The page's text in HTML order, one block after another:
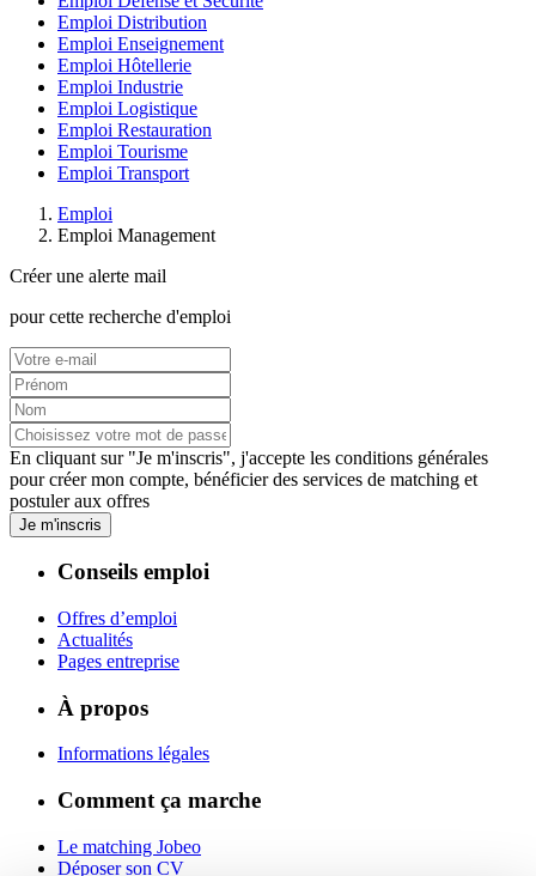
Emploi Distribution
Emploi Enseignement
Emploi Hôtellerie
Emploi Industrie
Emploi Logistique
Emploi Restauration
Emploi Tourisme
Emploi Transport
Emploi
Emploi Management
Créer une alerte mail
pour cette recherche d'emploi
En cliquant sur "Je m'inscris", j'accepte les conditions générales
pour créer mon compte, bénéficier des services de matching et
postuler aux offres
Je m'inscris
Conseils emploi
Offres d’emploi
Actualités
Pages entreprise
À propos
Informations légales
Comment ça marche
Le matching Jobeo
Déposer son CV